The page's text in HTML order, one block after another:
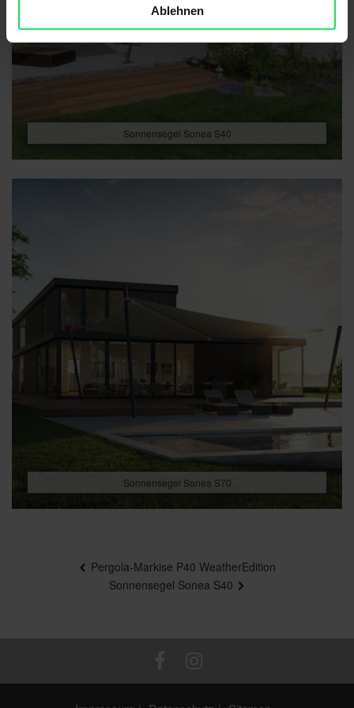
Ablehnen
Sonnensegel Sonea S40
Sonnensegel Sonea S70
Pergola-Markise P40 WeatherEdition
Sonnensegel Sonea S40